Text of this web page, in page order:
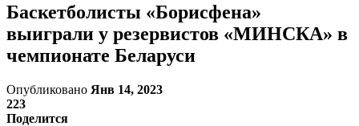
Баскетболисты «Борисфена»
выиграли у резервистов «МИНСКА» в
чемпионате Беларуси
Опубликовано Янв 14, 2023
223
Поделится